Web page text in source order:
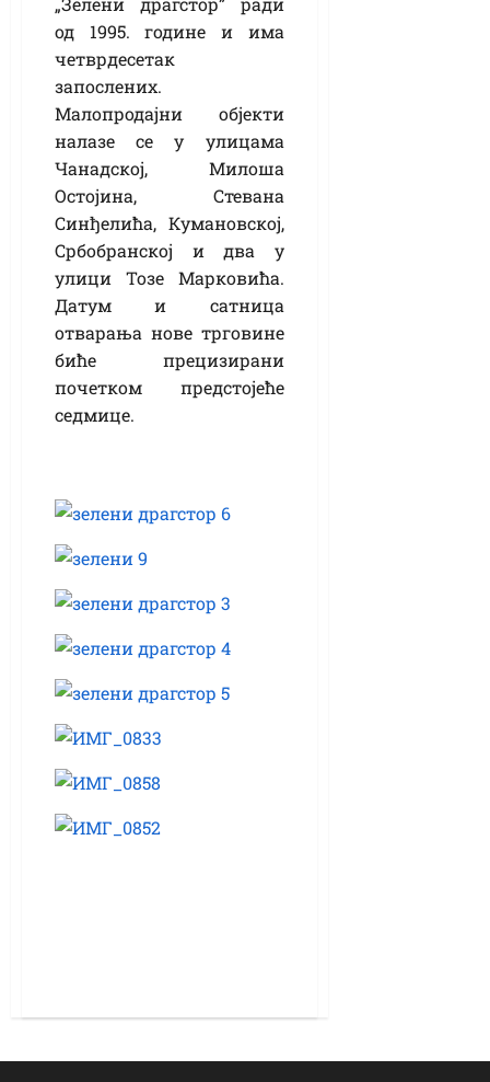
од 1995. године и има
четврдесетак
запослених.
Малопродајни објекти
налазе се у улицама
Чанадској, Милоша
Остојина, Стевана
Синђелића, Кумановској,
Србобранској и два у
улици Тозе Марковића.
Датум и сатница
отварања нове трговине
биће прецизирани
почетком предстојеће
седмице.